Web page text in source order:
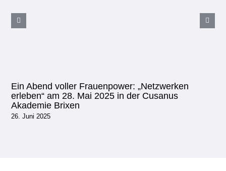
Ein Abend voller Frauenpower: „Netzwerken
erleben“ am 28. Mai 2025 in der Cusanus
Akademie Brixen
26. Juni 2025